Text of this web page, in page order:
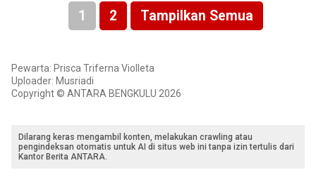
1 2 Tampilkan Semua
Pewarta: Prisca Triferna Violleta
Uploader: Musriadi
Copyright © ANTARA BENGKULU 2026
Dilarang keras mengambil konten, melakukan crawling atau
pengindeksan otomatis untuk AI di situs web ini tanpa izin tertulis dari
Kantor Berita ANTARA.